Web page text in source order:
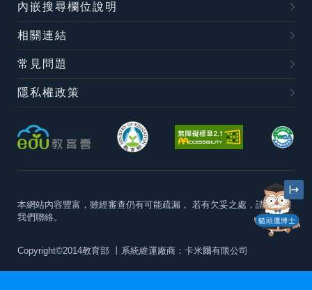
貓頭鷹博士
內嵌搜尋欄位說明
相關連結
常見問題
隱私權政策
本網站內容豐富，雖經審查仍有可能疏漏， 若有欠妥之處，請隨時與
我們聯絡。
Copyright©2014教育部 丨系統維運廠商：卡米爾有限公司